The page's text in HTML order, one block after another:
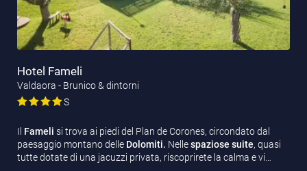
Hotel Fameli
Valdaora - Brunico & dintorni
S
Il Fameli si trova ai piedi del Plan de Corones, circondato dal
paesaggio montano delle Dolomiti. Nellespaziose suite, quasi
tutte dotate di una jacuzzi privata, riscoprirete la calma e vi…